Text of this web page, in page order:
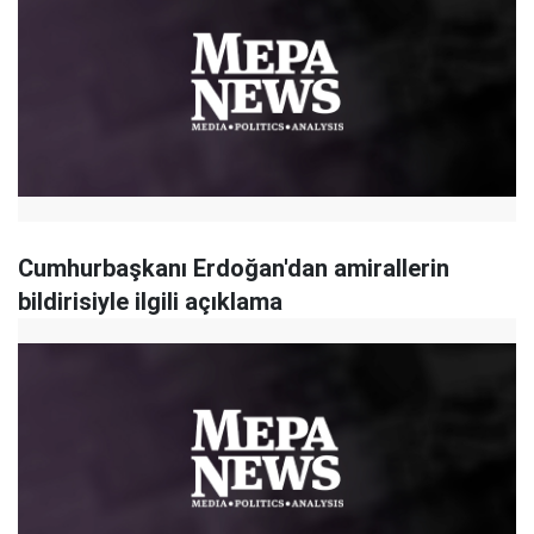
Cumhurbaşkanı Erdoğan'dan amirallerin
bildirisiyle ilgili açıklama